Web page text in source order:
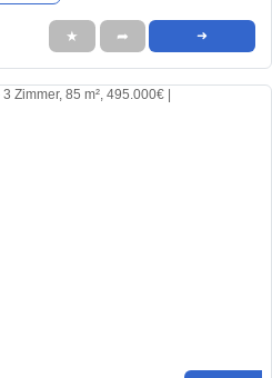
★ ➦ ➜